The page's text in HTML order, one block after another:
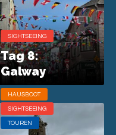
SIGHTSEEING
Tag 8:
Galway
HAUSBOOT
SIGHTSEEING
TOUREN